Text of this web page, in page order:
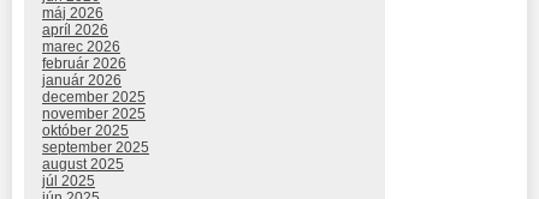
máj 2026
apríl 2026
marec 2026
február 2026
január 2026
december 2025
november 2025
október 2025
september 2025
august 2025
júl 2025